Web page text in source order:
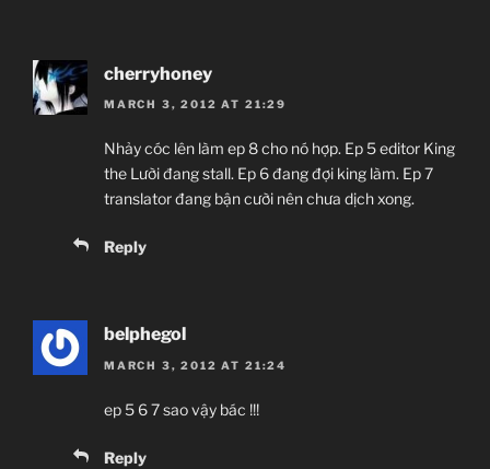
cherryhoney
MARCH 3, 2012 AT 21:29
Nhảy cóc lên làm ep 8 cho nó hợp. Ep 5 editor King
the Lười đang stall. Ep 6 đang đợi king làm. Ep 7
translator đang bận cười nên chưa dịch xong.
Reply
belphegol
MARCH 3, 2012 AT 21:24
ep 5 6 7 sao vậy bác !!!
Reply